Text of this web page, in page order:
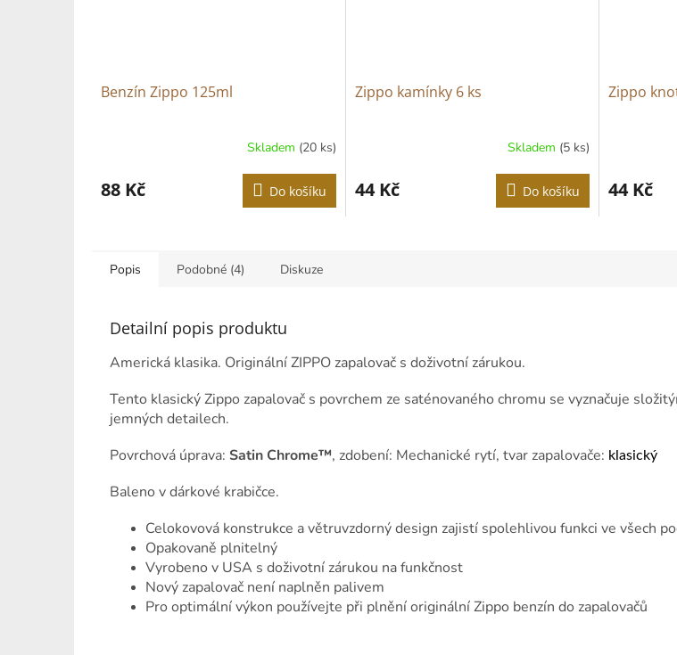
Benzín Zippo 125ml
Skladem (20 ks)
88 Kč Do košíku
Zippo kamínky 6 ks
Skladem (5 ks)
44 Kč Do košíku
Zippo
44 Kč
Popis Podobné (4) Diskuze
Detailní popis produktu
Americká klasika. Originální ZIPPO zapalovač s doživotní zárukou.
Tento klasický Zippo zapalovač s povrchem ze saténovaného chromu se vyznačuje
jemných detailech.
Povrchová úprava: Satin Chrome™, zdobení: Mechanické rytí, tvar zapalovače: klasický
Baleno v dárkové krabičce.
Celokovová konstrukce a větruvzdorný design zajistí spolehlivou funkci ve všech
Opakovaně plnitelný
Vyrobeno v USA s doživotní zárukou na funkčnost
Nový zapalovač není naplněn palivem
Pro optimální výkon používejte při plnění originální Zippo benzín do zapalovačů